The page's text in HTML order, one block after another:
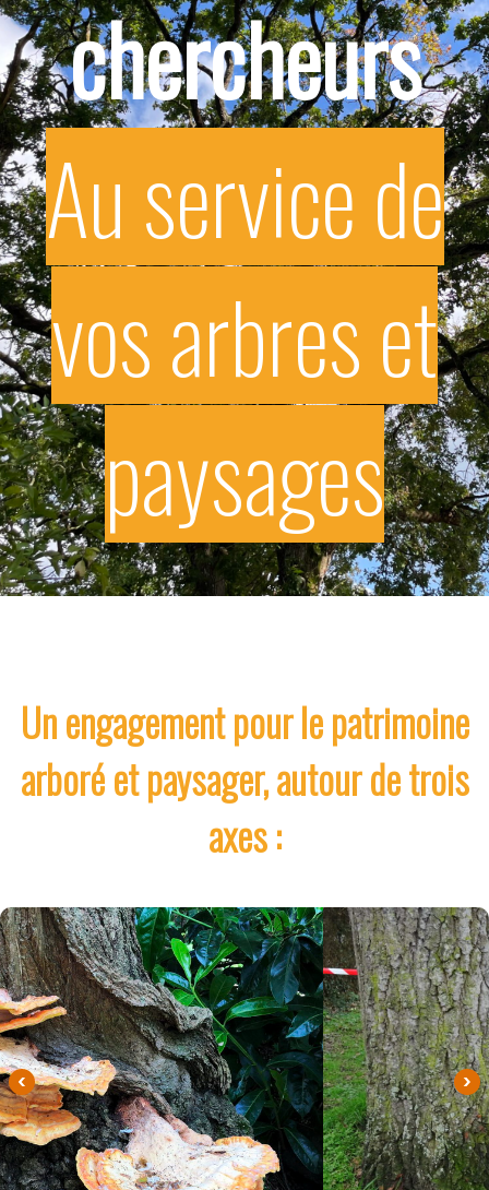
chercheurs
Au service de
vos arbres et
paysages
Un engagement pour le patrimoine
arboré et paysager, autour de trois
axes :
‹ ›